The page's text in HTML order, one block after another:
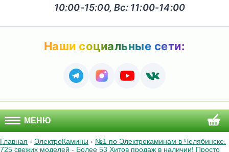
10:00-15:00, Вс: 11:00-14:00
Наши социальные сети:
МЕНЮ
Главная › ЭлектроКамины › №1 по Электрокаминам в Челябинске.
725 свежих моделей - Более 53 Хитов продаж в наличии! Просто